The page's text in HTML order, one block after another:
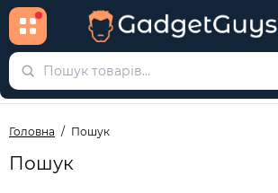
Головна Пошук
Пошук